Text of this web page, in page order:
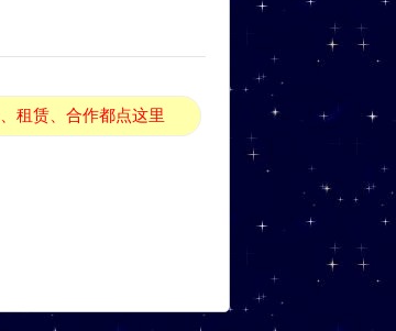
租赁、合作都点这里